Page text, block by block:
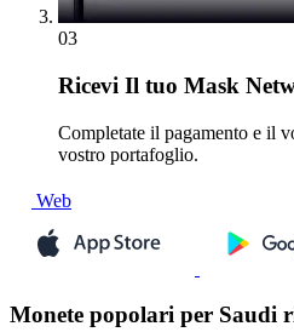
03
Ricevi Il tuo Mask
Completate il pagamento e il
vostro portafoglio.
Web
Monete popolari per Saudi